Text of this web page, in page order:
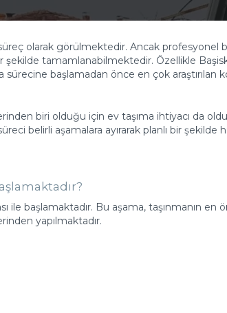
olarak görülmektedir. Ancak profesyonel
şekilde tamamlanabilmektedir. Özellikle
sürecine başlamadan önce en çok araştırılan
biri olduğu için ev taşıma ihtiyacı da
belirli aşamalara ayırarak planlı bir şekilde
ile başlamaktadır. Bu aşama, taşınmanın en
yapılmaktadır.